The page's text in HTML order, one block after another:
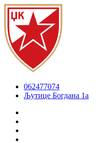
062477074
Љутице Богдана 1а